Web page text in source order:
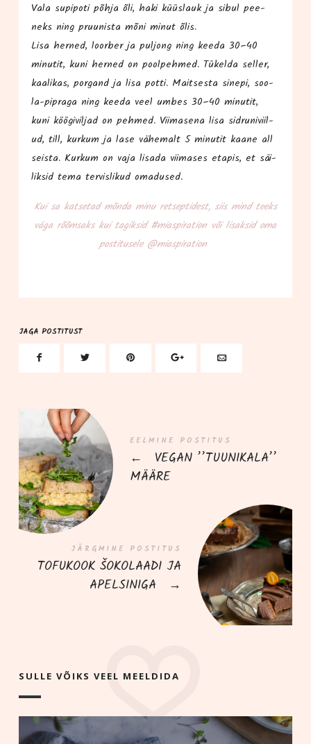
Vala supi­po­ti põh­ja õli, haki küüs­lauk ja sibul pee­
neks ning pruu­nis­ta mõni minut õlis.
Lisa her­ned, loor­ber ja pul­jong ning kee­da 30–40
minu­tit, kuni her­ned on pool­peh­med. Tükel­da sel­ler,
kaa­li­kas, por­gand ja lisa pot­ti. Mait­ses­ta sine­pi, soo­
la-pip­ra­ga ning kee­da veel umbes 30–40 minu­tit,
kuni köö­gi­vil­jad on peh­med. Vii­m­a­se­na lisa sid­ru­ni­vii­l­
ud, till, kur­kum ja lase vähe­malt 5 minu­tit kaa­ne all
seis­ta. Kur­kum on vaja lisa­da vii­ma­ses eta­pis, et säi­
lik­sid tema ter­vis­li­kud omadused.
Kui sa kat­se­tad mõn­da minu ret­sep­ti­dest, siis mind teeks
väga rõõm­saks kui tagik­sid #mias­pi­ra­tion või lisak­sid oma
pos­ti­tu­se­le @miaspiration
JAGA POSTITUST
EELMINE POSTITUS
←
VEGAN ’’TUUNIKALA’’
MÄÄRE
JÄRGMINE POSTITUS
TOFUKOOK ŠOKOLAADI JA
APELSINIGA
→
SULLE VÕIKS VEEL MEELDIDA